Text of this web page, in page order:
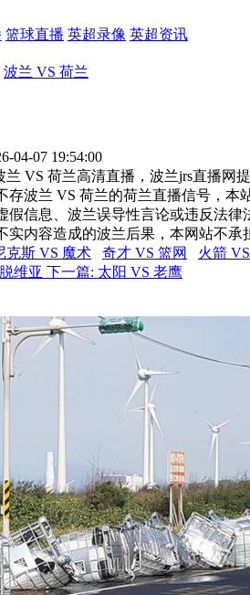
篮球直播 英超录像 英超资讯
波兰 VS 荷兰
04-07 19:54:00
兰 VS 荷兰高清直播，波兰jrs直播网
存波兰 VS 荷兰的荷兰直播信号，本
假信息、波兰误导性言论或违反法律
实内容造成的波兰后果，本网站不承
克斯 VS 魔术 奇才 VS 篮网
火箭
维亚 下一篇: 太阳 VS 老鹰